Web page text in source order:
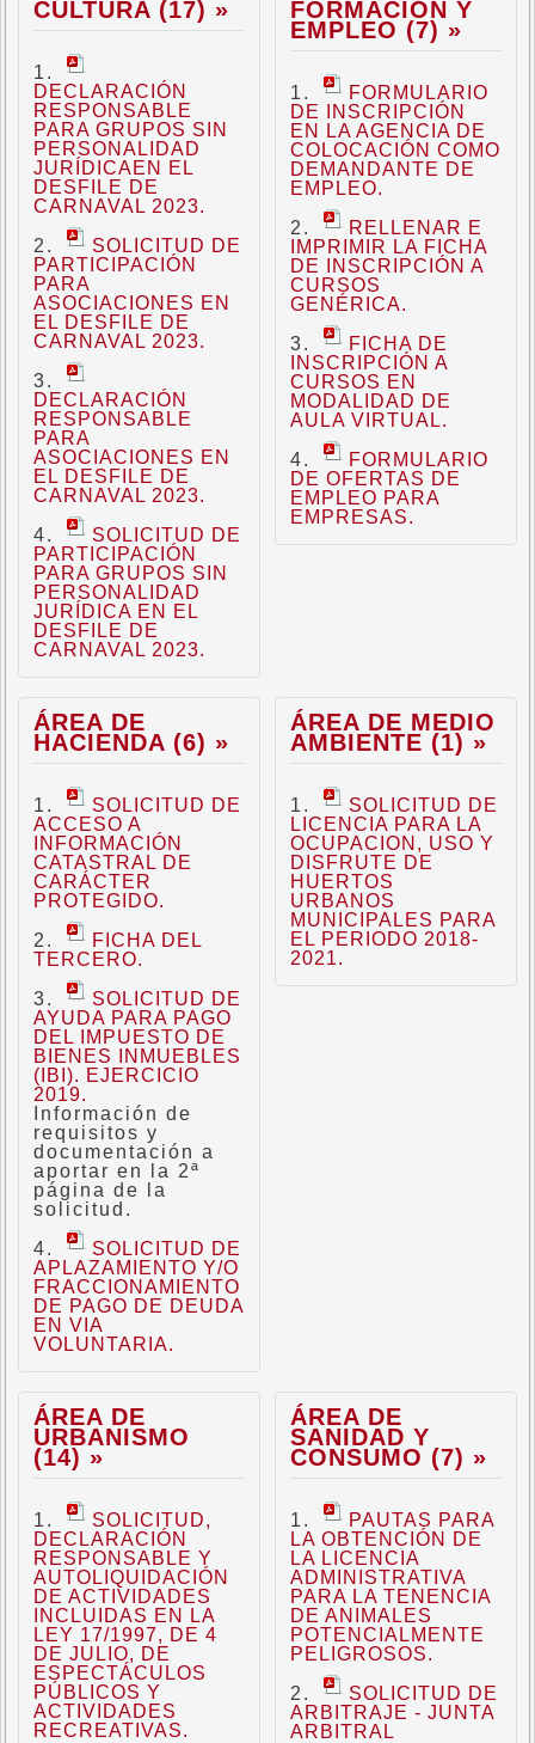
CULTURA (17) »
DECLARACIÓN
RESPONSABLE
PARA GRUPOS SIN
PERSONALIDAD
JURÍDICAEN EL
DESFILE DE
CARNAVAL 2023.
SOLICITUD DE
PARTICIPACIÓN
PARA
ASOCIACIONES EN
EL DESFILE DE
CARNAVAL 2023.
DECLARACIÓN
RESPONSABLE
PARA
ASOCIACIONES EN
EL DESFILE DE
CARNAVAL 2023.
SOLICITUD DE
PARTICIPACIÓN
PARA GRUPOS SIN
PERSONALIDAD
JURÍDICA EN EL
DESFILE DE
CARNAVAL 2023.
FORMACIÓN Y
EMPLEO (7) »
FORMULARIO
DE INSCRIPCIÓN
EN LA AGENCIA DE
COLOCACIÓN COMO
DEMANDANTE DE
EMPLEO.
RELLENAR E
IMPRIMIR LA FICHA
DE INSCRIPCIÓN A
CURSOS
GENÉRICA.
FICHA DE
INSCRIPCIÓN A
CURSOS EN
MODALIDAD DE
AULA VIRTUAL.
FORMULARIO
DE OFERTAS DE
EMPLEO PARA
EMPRESAS.
ÁREA DE
HACIENDA (6) »
SOLICITUD DE
ACCESO A
INFORMACIÓN
CATASTRAL DE
CARÁCTER
PROTEGIDO.
FICHA DEL
TERCERO.
SOLICITUD DE
AYUDA PARA PAGO
DEL IMPUESTO DE
BIENES INMUEBLES
(IBI). EJERCICIO
2019.
Información de
requisitos y
documentación a
aportar en la 2ª
página de la
solicitud.
SOLICITUD DE
APLAZAMIENTO Y/O
FRACCIONAMIENTO
DE PAGO DE DEUDA
EN VIA
VOLUNTARIA.
ÁREA DE MEDIO
AMBIENTE (1) »
SOLICITUD DE
LICENCIA PARA LA
OCUPACION, USO Y
DISFRUTE DE
HUERTOS
URBANOS
MUNICIPALES PARA
EL PERIODO 2018-
2021.
ÁREA DE
URBANISMO
(14) »
SOLICITUD,
DECLARACIÓN
RESPONSABLE Y
AUTOLIQUIDACIÓN
DE ACTIVIDADES
INCLUIDAS EN LA
LEY 17/1997, DE 4
DE JULIO, DE
ESPECTÁCULOS
PÚBLICOS Y
ACTIVIDADES
RECREATIVAS.
ÁREA DE
SANIDAD Y
CONSUMO (7) »
PAUTAS PARA
LA OBTENCIÓN DE
LA LICENCIA
ADMINISTRATIVA
PARA LA TENENCIA
DE ANIMALES
POTENCIALMENTE
PELIGROSOS.
SOLICITUD DE
ARBITRAJE - JUNTA
ARBITRAL